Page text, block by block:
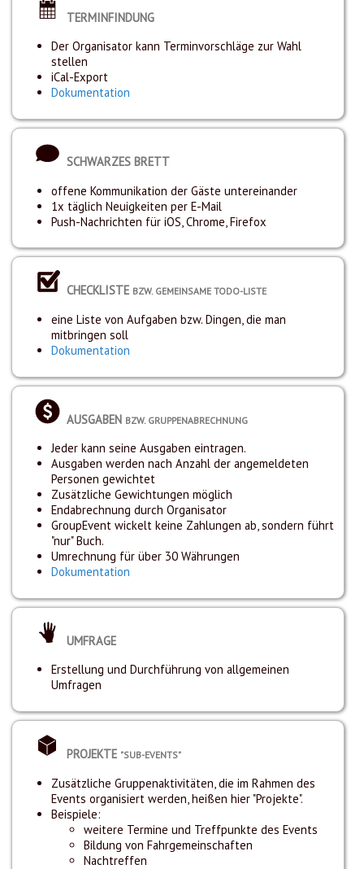
TERMINFINDUNG
Der Organisator kann Terminvorschläge zur Wahl
stellen
iCal-Export
Dokumentation
SCHWARZES BRETT
offene Kommunikation der Gäste untereinander
1x täglich Neuigkeiten per E-Mail
Push-Nachrichten für iOS, Chrome, Firefox
CHECKLISTE BZW. GEMEINSAME TODO-LISTE
eine Liste von Aufgaben bzw. Dingen, die man
mitbringen soll
Dokumentation
AUSGABEN BZW. GRUPPENABRECHNUNG
Jeder kann seine Ausgaben eintragen.
Ausgaben werden nach Anzahl der angemeldeten
Personen gewichtet
Zusätzliche Gewichtungen möglich
Endabrechnung durch Organisator
GroupEvent wickelt keine Zahlungen ab, sondern führt
"nur" Buch.
Umrechnung für über 30 Währungen
Dokumentation
UMFRAGE
Erstellung und Durchführung von allgemeinen
Umfragen
PROJEKTE "SUB-EVENTS"
Zusätzliche Gruppenaktivitäten, die im Rahmen des
Events organisiert werden, heißen hier "Projekte".
Beispiele:
weitere Termine und Treffpunkte des Events
Bildung von Fahrgemeinschaften
Nachtreffen